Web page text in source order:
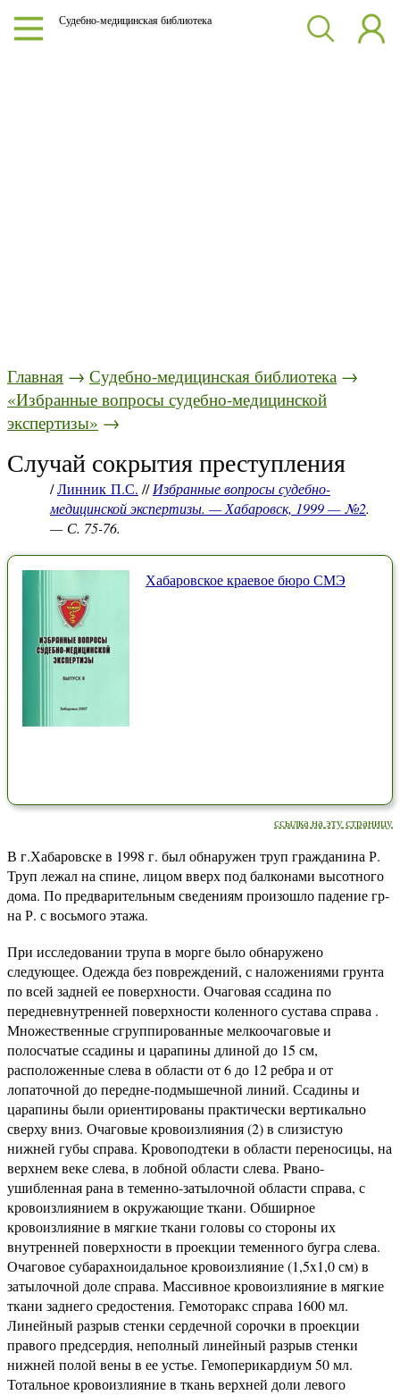
Судебно-медицинская библиотека
Главная → Судебно-медицинская библиотека →
«Избранные вопросы судебно-медицинской
экспертизы» →
Случай сокрытия преступления
/Линник П.С. //Избранные вопросы судебно-
медицинской экспертизы. — Хабаровск, 1999 — №2.
— С. 75-76.
Хабаровское краевое бюро СМЭ
ссылка на эту страницу
В г.Хабаровске в 1998 г. был обнаружен труп гражданина Р.
Труп лежал на спине, лицом вверх под балконами высотного
дома. По предварительным сведениям произошло падение гр-
на Р. с восьмого этажа.
При исследовании трупа в морге было обнаружено
следующее. Одежда без повреждений, с наложениями грунта
по всей задней ее поверхности. Очаговая ссадина по
передневнутренней поверхности коленного сустава справа .
Множественные сгруппированные мелкоочаговые и
полосчатые ссадины и царапины длиной до 15 см,
расположенные слева в области от 6 до 12 ребра и от
лопаточной до передне-подмышечной линий. Ссадины и
царапины были ориентированы практически вертикально
сверху вниз. Очаговые кровоизлияния (2) в слизистую
нижней губы справа. Кровоподтеки в области переносицы, на
верхнем веке слева, в лобной области слева. Рвано-
ушибленная рана в теменно-затылочной области справа, с
кровоизлиянием в окружающие ткани. Обширное
кровоизлияние в мягкие ткани головы со стороны их
внутренней поверхности в проекции теменного бугра слева.
Очаговое субарахноидальное кровоизлияние (1,5x1,0 см) в
затылочной доле справа. Массивное кровоизлияние в мягкие
ткани заднего средостения. Гемоторакс справа 1600 мл.
Линейный разрыв стенки сердечной сорочки в проекции
правого предсердия, неполный линейный разрыв стенки
нижней полой вены в ее устье. Гемоперикардиум 50 мл.
Тотальное кровоизлияние в ткань верхней доли левого